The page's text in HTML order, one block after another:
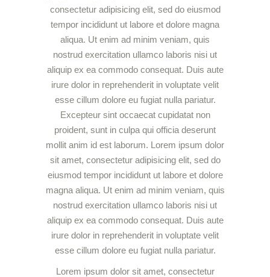
consectetur adipisicing elit, sed do eiusmod
tempor incididunt ut labore et dolore magna
aliqua. Ut enim ad minim veniam, quis
nostrud exercitation ullamco laboris nisi ut
aliquip ex ea commodo consequat. Duis aute
irure dolor in reprehenderit in voluptate velit
esse cillum dolore eu fugiat nulla pariatur.
Excepteur sint occaecat cupidatat non
proident, sunt in culpa qui officia deserunt
mollit anim id est laborum. Lorem ipsum dolor
sit amet, consectetur adipisicing elit, sed do
eiusmod tempor incididunt ut labore et dolore
magna aliqua. Ut enim ad minim veniam, quis
nostrud exercitation ullamco laboris nisi ut
aliquip ex ea commodo consequat. Duis aute
irure dolor in reprehenderit in voluptate velit
esse cillum dolore eu fugiat nulla pariatur.
Lorem ipsum dolor sit amet, consectetur